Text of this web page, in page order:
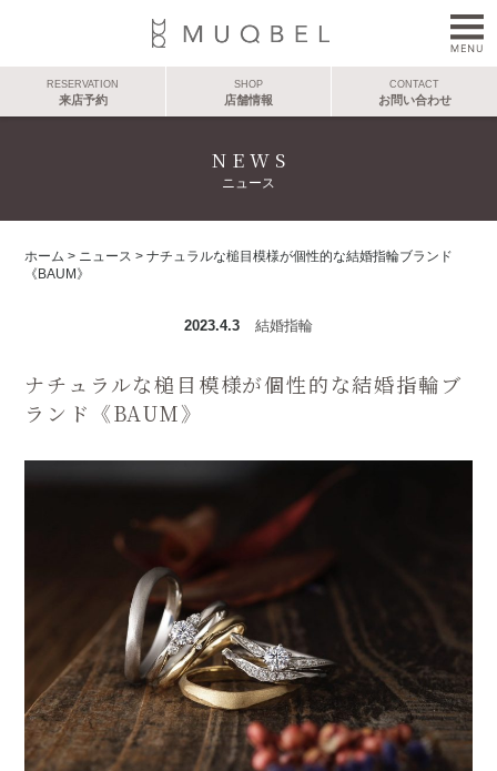
RESERVATION
来店予約
SHOP
店舗情報
CONTACT
お問い合わせ
NEWS
ニュース
ホーム > ニュース >ナチュラルな槌目模様が個性的な結婚指輪ブランド
《BAUM》
2023.4.3 結婚指輪
ナチュラルな槌目模様が個性的な結婚指輪ブ
ランド《BAUM》